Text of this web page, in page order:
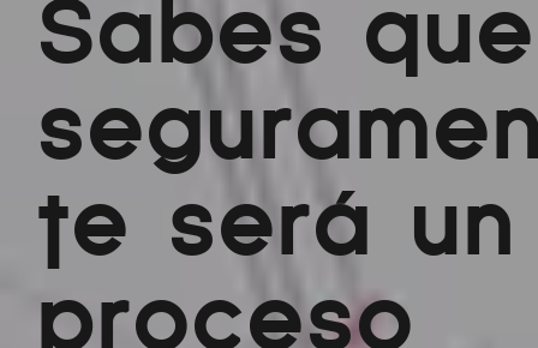
Sabes que
te será un
proceso